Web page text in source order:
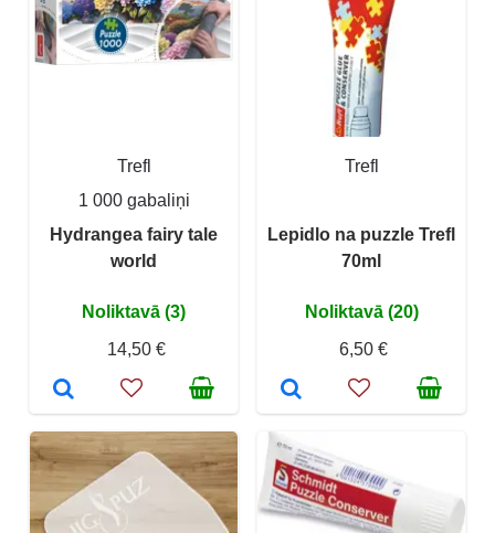
Trefl
1 000 gabaliņi
Hydrangea fairy tale
world
Noliktavā (3)
14,50 €
Trefl
Lepidlo na puzzle Trefl
70ml
Noliktavā (20)
6,50 €